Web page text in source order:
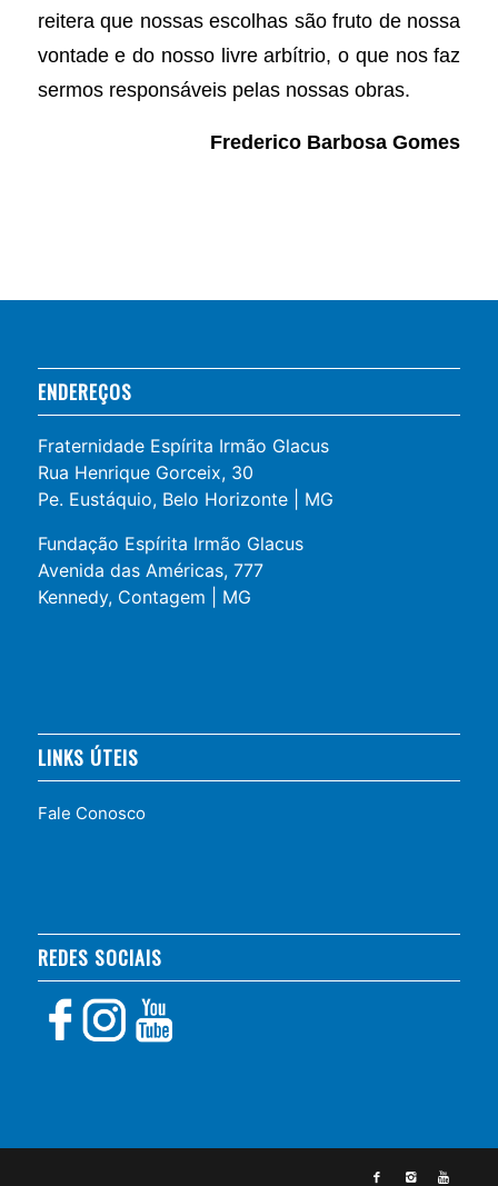
reitera que nossas escolhas são fruto de nossa
vontade e do nosso livre arbítrio, o que nos faz
sermos responsáveis pelas nossas obras.
Frederico Barbosa Gomes
ENDEREÇOS
Fraternidade Espírita Irmão Glacus
Rua Henrique Gorceix, 30
Pe. Eustáquio, Belo Horizonte | MG
Fundação Espírita Irmão Glacus
Avenida das Américas, 777
Kennedy, Contagem | MG
LINKS ÚTEIS
Fale Conosco
REDES SOCIAIS